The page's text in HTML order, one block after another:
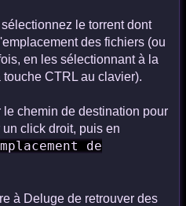
le torrent dont
des fichiers (ou
en les sélectionnant à la
CTRL au clavier).
chemin de destination pour
click droit, puis en
de
à Deluge de retrouver des